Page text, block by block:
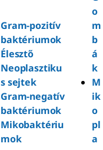
Gram-pozitív
baktériumok
Élesztő
Neoplasztiku
s sejtek
Gram-negatív
baktériumok
Mikobaktériu
mok
o
m
b
á
k
M
ik
o
pl
a